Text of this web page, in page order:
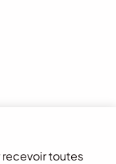
recevoir toutes